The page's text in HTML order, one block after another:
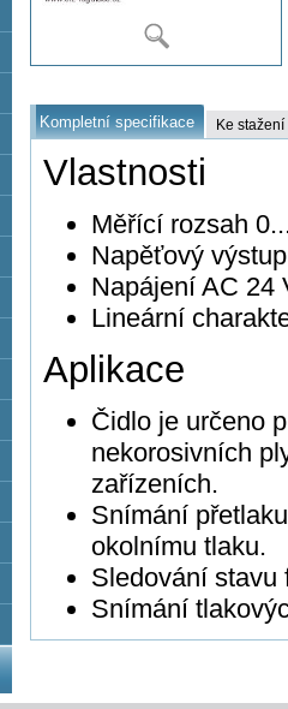
Kompletní specifikace Ke stažení
Vlastnosti
Měřící rozsah
Napěťový
Napájení AC 24
Lineární
Aplikace
Čidlo je určeno
nekorosivních
zařízeních.
Snímání
okolnímu tlaku.
Sledování stavu
Snímání